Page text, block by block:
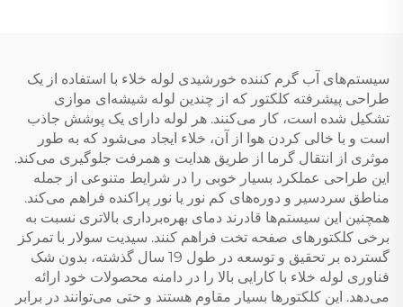
سیستم‌های آب گرم کننده خورشیدی لوله خلاء با استفاده از یک
طراحی پیشرفته کلکتور که از چندین لوله شیشه‌ای موازی
تشکیل شده است، کار می‌کنند. هر لوله دارای یک پوشش جاذب
است و با خالی کردن هوا از آن، خلاء ایجاد می‌شود که به طور
موثری از انتقال گرما از طریق هدایت و همرفت جلوگیری می‌کند.
این طراحی عملکرد بسیار خوبی را در شرایط متنوعی از جمله
مناطق سردسیر و دوره‌های کم نور یا نور پراکنده فراهم می‌کند.
همچنین این سیستم‌ها قادرند دمای بهره‌برداری بالاتری نسبت به
برخی کلکتورهای صفحه تخت فراهم کنند. سیدیت سولار با تمرکز
گسترده بر تحقیق و توسعه در طول 19 سال گذشته، بدون شک
فناوری لوله خلاء با کارایی بالا را در دامنه محصولات خود ارائه
می‌دهد. این کلکتورها بسیار مقاوم هستند و حتی می‌توانند در برابر